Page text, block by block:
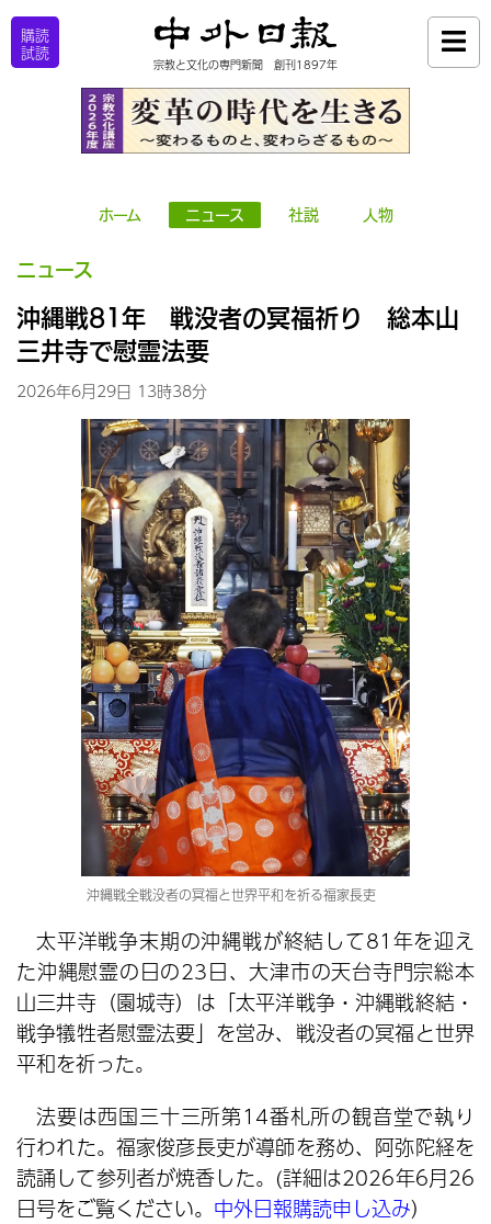
購読
試読
宗教と文化の専門新聞 創刊1897年
ホーム ニュース 社説 人物
ニュース
沖縄戦81年 戦没者の冥福祈り 総本山
三井寺で慰霊法要
2026年6月29日 13時38分
沖縄戦全戦没者の冥福と世界平和を祈る福家長吏
太平洋戦争末期の沖縄戦が終結して81年を迎え
た沖縄慰霊の日の23日、大津市の天台寺門宗総本
山三井寺（園城寺）は「太平洋戦争・沖縄戦終結・
戦争犠牲者慰霊法要」を営み、戦没者の冥福と世界
平和を祈った。
法要は西国三十三所第14番札所の観音堂で執り
行われた。福家俊彦長吏が導師を務め、阿弥陀経を
読誦して参列者が焼香した。(詳細は2026年6月26
日号をご覧ください。 中外日報購読申し込み）